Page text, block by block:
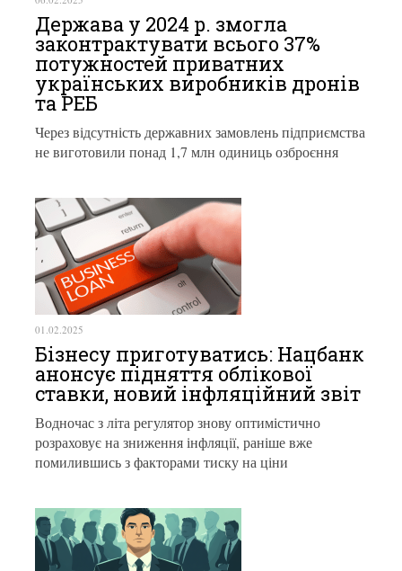
Держава у 2024 р. змогла
законтрактувати всього 37%
потужностей приватних
українських виробників дронів
та РЕБ
Через відсутність державних замовлень підприємства
не виготовили понад 1,7 млн одиниць озброєння
01.02.2025
Бізнесу приготуватись: Нацбанк
анонсує підняття облікової
ставки, новий інфляційний звіт
Водночас з літа регулятор знову оптимістично
розраховує на зниження інфляції, раніше вже
помилившись з факторами тиску на ціни